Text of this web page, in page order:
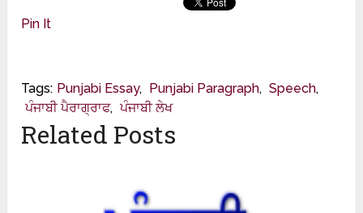
Pin It
Tags: Punjabi Essay, Punjabi Paragraph, Speech,
ਪੰਜਾਬੀ ਪੈਰਾਗ੍ਰਾਫ, ਪੰਜਾਬੀ ਲੇਖ
Related Posts